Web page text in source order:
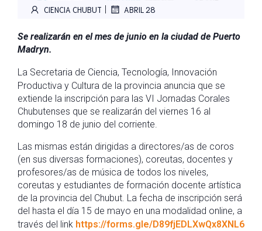
CIENCIA CHUBUT | ABRIL 28
Se realizarán en el mes de junio en la ciudad de Puerto
Madryn.
La Secretaria de Ciencia, Tecnología, Innovación
Productiva y Cultura de la provincia anuncia que se
extiende la inscripción para las VI Jornadas Corales
Chubutenses que se realizarán del viernes 16 al
domingo 18 de junio del corriente.
Las mismas están dirigidas a directores/as de coros
(en sus diversas formaciones), coreutas, docentes y
profesores/as de música de todos los niveles,
coreutas y estudiantes de formación docente artística
de la provincia del Chubut. La fecha de inscripción será
del hasta el día 15 de mayo en una modalidad online, a
través del link https://forms.gle/D89fjEDLXwQx8XNL6